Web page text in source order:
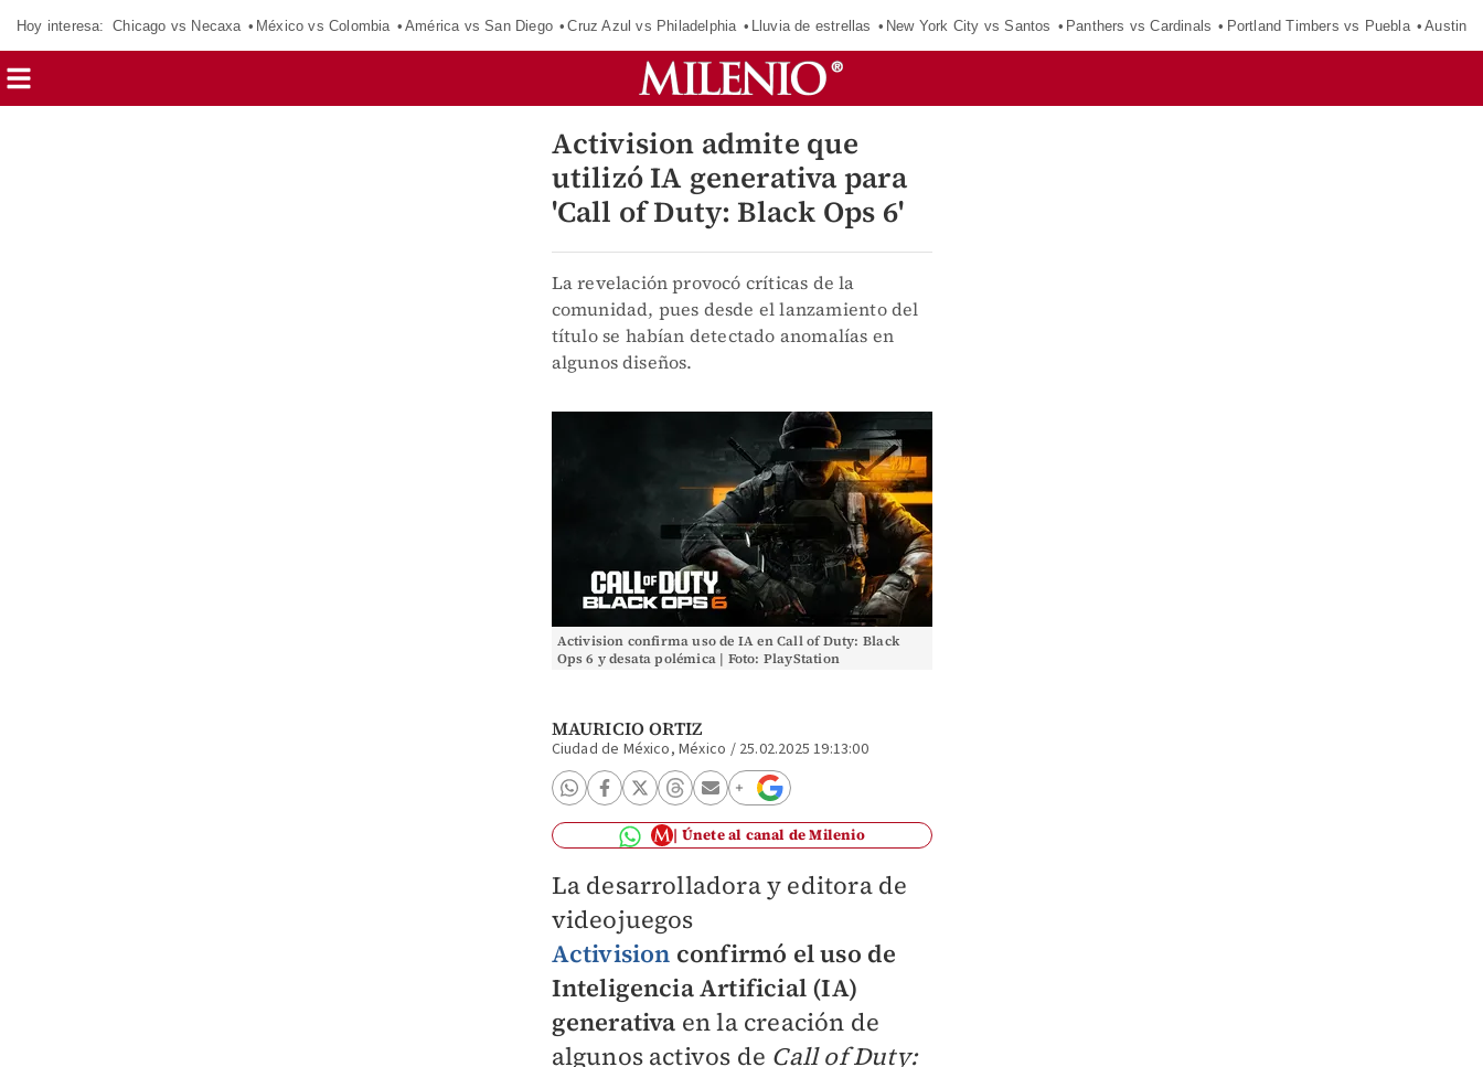
Hoy interesa: Chicago vs Necaxa México vs Colombia América vs San Diego Cruz Azul vs Philadelphia Lluvia de estrellas New York City vs Santos Panthers vs Cardinals Portland Timbers vs Puebla Austin
Activision admite que
utilizó IA generativa para
'Call of Duty: Black Ops 6'
La revelación provocó críticas de la
comunidad, pues desde el lanzamiento del
título se habían detectado anomalías en
algunos diseños.
Activision confirma uso de IA en Call of Duty: Black
Ops 6 y desata polémica | Foto: PlayStation
MAURICIO ORTIZ
Ciudad de México, México / 25.02.2025 19:13:00
Únete al canal de Milenio
La desarrolladora y editora de
videojuegos
Activision confirmó el uso de
Inteligencia Artificial (IA)
generativa en la creación de
algunos activos de Call of Duty: